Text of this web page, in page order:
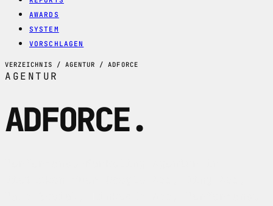
AWARDS
SYSTEM
VORSCHLAGEN
VERZEICHNIS / AGENTUR / ADFORCE
AGENTUR
ADFORCE.